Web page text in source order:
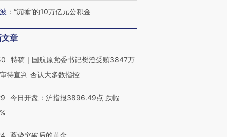
： “沉睡”的10万亿元公积金
章
特稿｜国航原党委书记樊澄受贿3847万
待宣判 否认大多数指控
今日开盘：沪指报3896.49点 跌幅
蓄势突破后的黄金